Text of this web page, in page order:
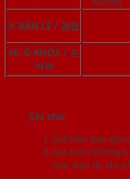
9. BẢN LỀ / 경첩
10. Ổ KHÓA / 도
어락
Ghi chú:
Giá trên bao
Gía trên không
cửa, bản lề, chi